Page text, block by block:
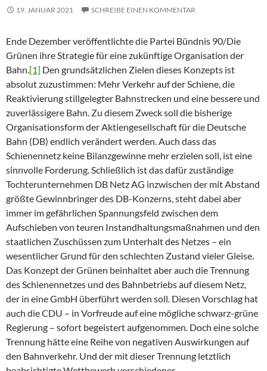
19. JANUAR 2021 SCHREIBE EINEN KOMMENTAR
Ende Dezember veröffentlichte die Partei Bündnis 90/Die
Grünen ihre Strategie für eine zukünftige Organisation der
Bahn.[1] Den grundsätzlichen Zielen dieses Konzepts ist
absolut zuzustimmen: Mehr Verkehr auf der Schiene, die
Reaktivierung stillgelegter Bahnstrecken und eine bessere und
zuverlässigere Bahn. Zu diesem Zweck soll die bisherige
Organisationsform der Aktiengesellschaft für die Deutsche
Bahn (DB) endlich verändert werden. Auch dass das
Schienennetz keine Bilanzgewinne mehr erzielen soll, ist eine
sinnvolle Forderung. Schließlich ist das dafür zuständige
Tochterunternehmen DB Netz AG inzwischen der mit Abstand
größte Gewinnbringer des DB-Konzerns, steht dabei aber
immer im gefährlichen Spannungsfeld zwischen dem
Aufschieben von teuren Instandhaltungsmaßnahmen und den
staatlichen Zuschüssen zum Unterhalt des Netzes – ein
wesentlicher Grund für den schlechten Zustand vieler Gleise.
Das Konzept der Grünen beinhaltet aber auch die Trennung
des Schienennetzes und des Bahnbetriebs auf diesem Netz,
der in eine GmbH überführt werden soll. Diesen Vorschlag hat
auch die CDU – in Vorfreude auf eine mögliche schwarz-grüne
Regierung – sofort begeistert aufgenommen. Doch eine solche
Trennung hätte eine Reihe von negativen Auswirkungen auf
den Bahnverkehr. Und der mit dieser Trennung letztlich